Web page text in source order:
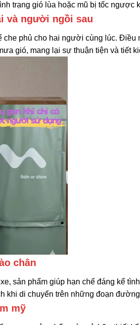
trạng gió lùa hoặc mũ bị tốc ngược
và người ngồi sau
phủ cho hai người cùng lúc.
gió, mang lại sự thuận tiện và tiết
chân
sản phẩm giúp hạn chế đáng kể
khi di chuyển trên những đoạn
mỹ